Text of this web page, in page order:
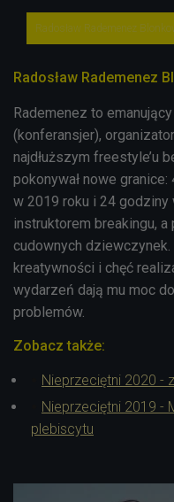
Radosław Rademenez
Radosław Rademenez
Rademenez to
(konferansjer),
najdłuższym freestyle’u
pokonywał nowe
w 2019 roku i 24
instruktorem breakingu,
cudownych
kreatywności i chęć
wydarzeń dają mu moc
problemów.
Zobacz także:
Nieprzeciętni 2020 -
Nieprzeciętni 2019 -
plebiscytu